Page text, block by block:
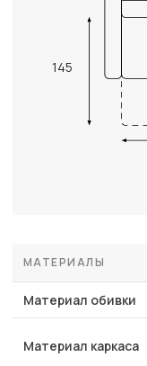
145
МАТЕРИАЛЫ
Материал обивки
Материал каркаса